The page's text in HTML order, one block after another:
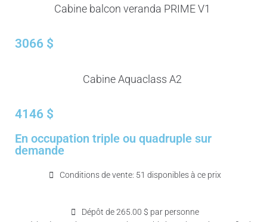
Cabine balcon veranda PRIME V1
3066 $
Cabine Aquaclass A2
4146 $
En occupation triple ou quadruple sur
demande
Conditions de vente: 51 disponibles à ce prix
Dépôt de 265.00 $ par personne